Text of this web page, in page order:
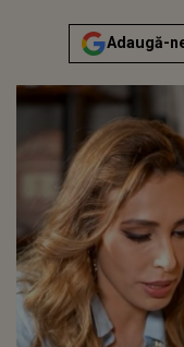
Adaugă-